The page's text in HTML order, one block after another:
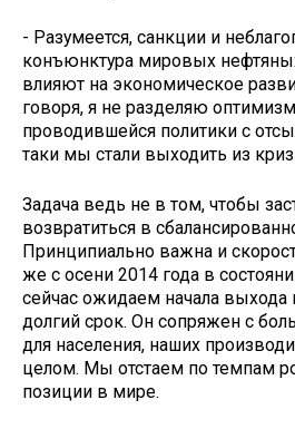
- Разумеется, санкции и
конъюнктура мировых
влияют на экономическое
говоря, я не разделяю
проводившейся по­литики с
таки мы стали выходить из
Задача ведь не в том, чтобы
возвратиться в
Принципиально важна и
же с осени 2014 года в
сейчас ожидаем на­чала выхода
долгий срок. Он сопряжен с
для населения, наших
целом. Мы отстаем по темпам
позиции в мире.